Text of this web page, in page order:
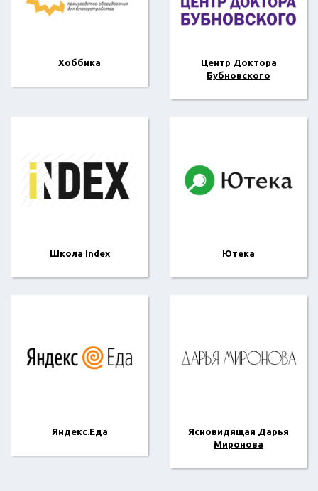
Хоббика
Центр Доктора
Бубновского
Школа Index Ютека
Яндекс.Еда
Ясновидящая Дарья
Миронова